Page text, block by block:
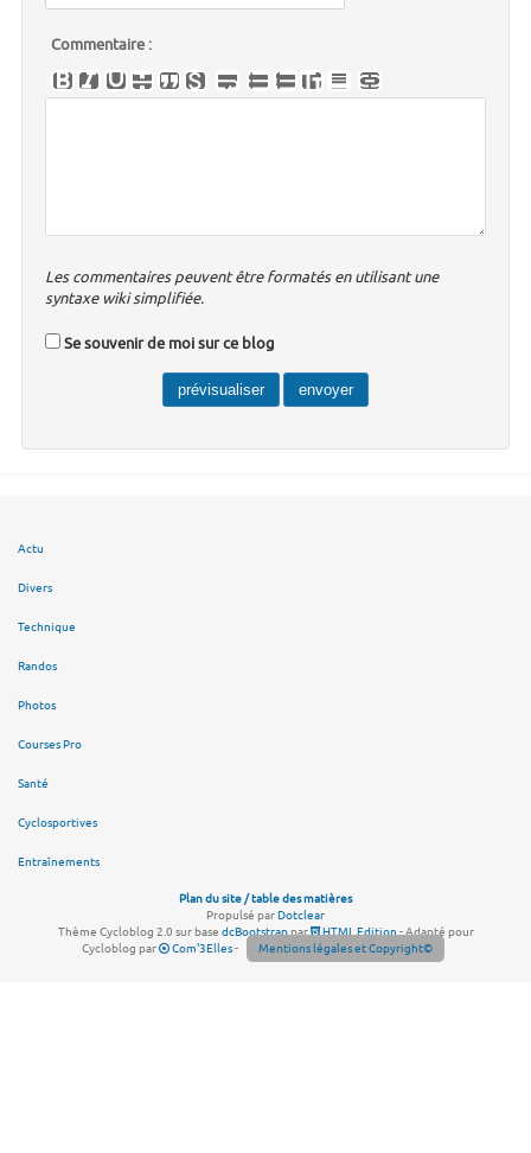
Commentaire :
Les commentaires peuvent être formatés en utilisant une
syntaxe wiki simplifiée.
Se souvenir de moi sur ce blog
Actu
Divers
Technique
Randos
Photos
Courses Pro
Santé
Cyclosportives
Entraînements
Plan du site / table des matières
Propulsé parDotclear
Thème Cycloblog 2.0 sur base dcBootstrappar HTML Edition- Adapté pour
Cycloblog par
Com'3Elles- Mentions légales et Copyright©